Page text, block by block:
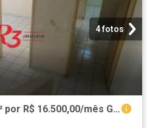
4 fotos
Casa para alugar, 610 m² por R$ 16.500,00/mês Gonzaga Santos/SP